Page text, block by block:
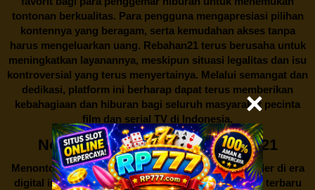
tontonan berkualitas. Para pengguna mengapresiasi pilihan
kontennya yang beragam, serta kemudahan akses tanpa
harus mengeluarkan uang. Rebahan21terus berusaha untuk
meningkatkan layanannya, meskipun situasi legalitas dan isu
kontroversial yang terus menyertainya. Melalui semangat dan
dedikasi, platform ini berharap dapat terus memberikan
kebahagiaan dan hiburan bagi seluruh masyarakat pecinta
film dan serial TV di Indonesia.
Nonton Film Gratis di Rebahan21
Menonton film merupakan salah satu hiburan populer di era
digital ini. Banyak orang gemar menikmati film-film terbaru